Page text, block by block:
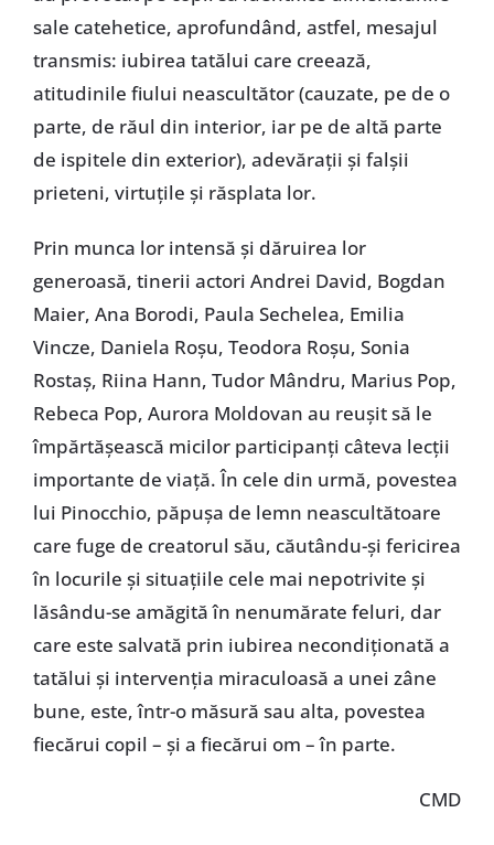
sale catehetice, aprofundând, astfel, mesajul
transmis: iubirea tatălui care creează,
atitudinile fiului neascultător (cauzate, pe de o
parte, de răul din interior, iar pe de altă parte
de ispitele din exterior), adevărații și falșii
prieteni, virtuțile și răsplata lor.
Prin munca lor intensă și dăruirea lor
generoasă, tinerii actori Andrei David, Bogdan
Maier, Ana Borodi, Paula Sechelea, Emilia
Vincze, Daniela Roșu, Teodora Roșu, Sonia
Rostaș, Riina Hann, Tudor Mândru, Marius Pop,
Rebeca Pop, Aurora Moldovan au reușit să le
împărtășească micilor participanți câteva lecții
importante de viață. În cele din urmă, povestea
lui Pinocchio, păpușa de lemn neascultătoare
care fuge de creatorul său, căutându-și fericirea
în locurile și situațiile cele mai nepotrivite și
lăsându-se amăgită în nenumărate feluri, dar
care este salvată prin iubirea necondiționată a
tatălui și intervenția miraculoasă a unei zâne
bune, este, într-o măsură sau alta, povestea
fiecărui copil – și a fiecărui om – în parte.
CMD